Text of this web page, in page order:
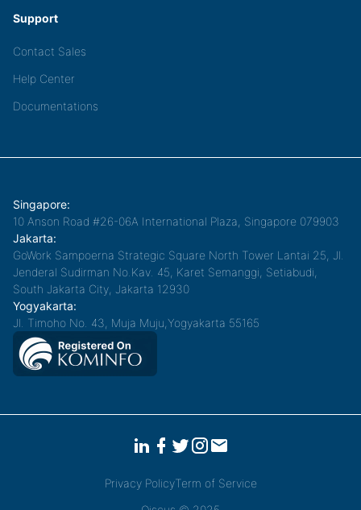
Support
Contact Sales
Help Center
Documentations
Singapore:
10 Anson Road #26-06A International Plaza, Singapore 079903
Jakarta:
GoWork Sampoerna Strategic Square North Tower Lantai 25, Jl.
Jenderal Sudirman No.Kav. 45, Karet Semanggi, Setiabudi,
South Jakarta City, Jakarta 12930
Yogyakarta:
Jl. Timoho No. 43, Muja Muju,Yogyakarta 55165
Privacy PolicyTerm of Service